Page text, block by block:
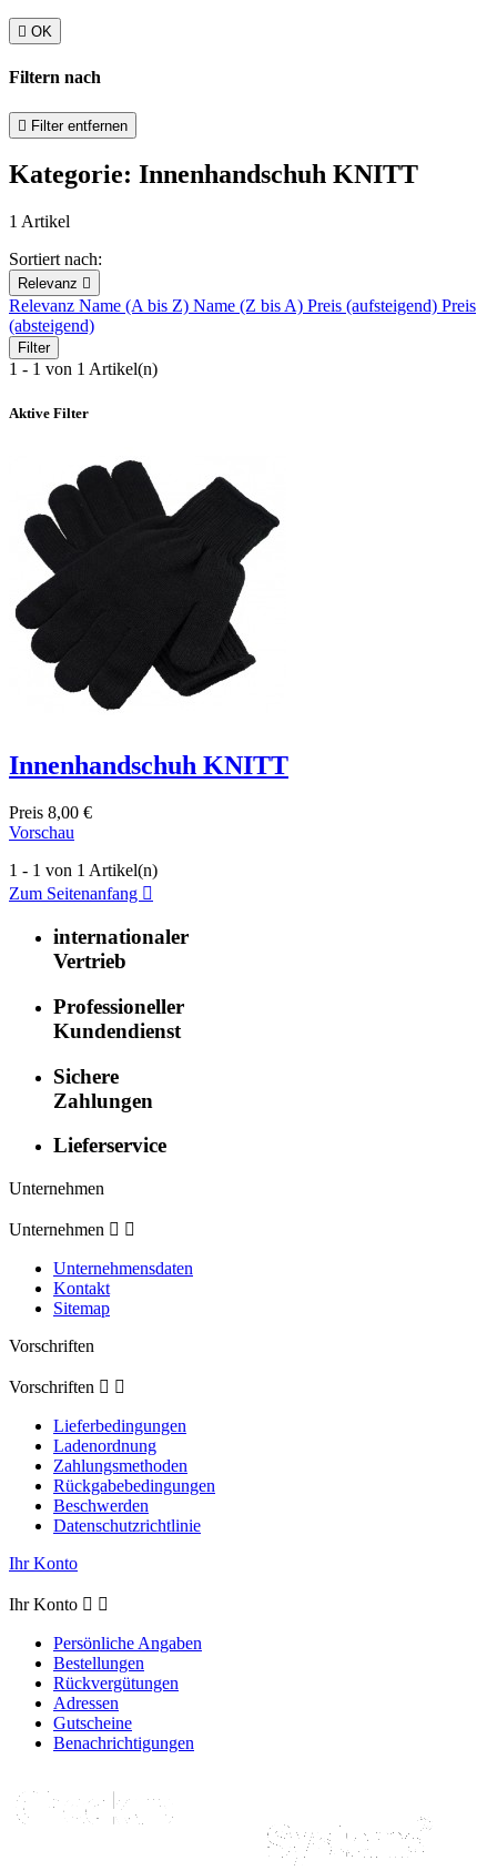
 OK
Filtern nach
 Filter entfernen
Kategorie: Innenhandschuh KNITT
1 Artikel
Sortiert nach:
Relevanz 
Relevanz Name (A bis Z) Name (Z bis A) Preis (aufsteigend) Preis
(absteigend)
Filter
1 - 1 von 1 Artikel(n)
Aktive Filter
Innenhandschuh KNITT
Preis 8,00 €
Vorschau
1 - 1 von 1 Artikel(n)
Zum Seitenanfang 
internationaler
Vertrieb
Professioneller
Kundendienst
Sichere
Zahlungen
Lieferservice
Unternehmen
Unternehmen  
Unternehmensdaten
Kontakt
Sitemap
Vorschriften
Vorschriften  
Lieferbedingungen
Ladenordnung
Zahlungsmethoden
Rückgabebedingungen
Beschwerden
Datenschutzrichtlinie
Ihr Konto
Ihr Konto  
Persönliche Angaben
Bestellungen
Rückvergütungen
Adressen
Gutscheine
Benachrichtigungen